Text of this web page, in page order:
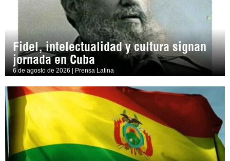
Fidel, intelectualidad y cultura signan
jornada en Cuba
6 de agosto de 2026 | Prensa Latina